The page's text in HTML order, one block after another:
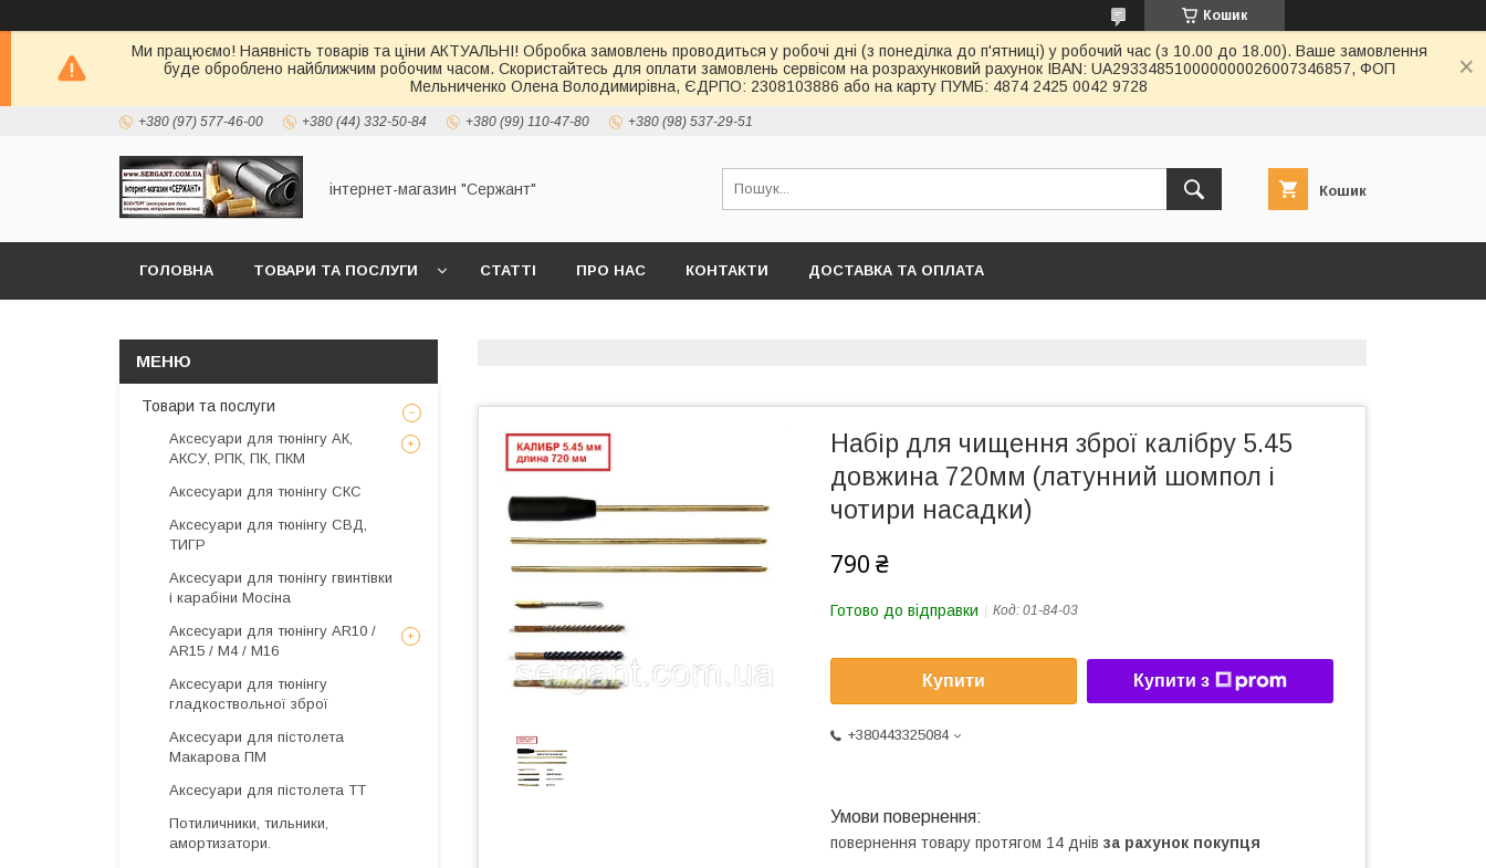
Кошик
Ми працюємо! Наявність товарів та ціни АКТУАЛЬНІ! Обробка замовлень проводиться у робочі дні (з понеділка до п'ятниці) у робочий час (з 10.00 до 18.00). Ваше замовлення
буде оброблено найближчим робочим часом. Скористайтесь для оплати замовлень сервісом на розрахунковий рахунок IBAN: UA293348510000000026007346857, ФОП
Мельниченко Олена Володимирівна, ЄДРПО: 2308103886 або на карту ПУМБ: 4874 2425 0042 9728
+380 (97) 577-46-00 +380 (44) 332-50-84 +380 (99) 110-47-80 +380 (98) 537-29-51
інтернет-магазин "Сержант" Кошик
ГОЛОВНА ТОВАРИ ТА ПОСЛУГИ СТАТТІ ПРО НАС КОНТАКТИ ДОСТАВКА ТА ОПЛАТА
Набір для чищення зброї калібру 5.45
довжина 720мм (латунний шомпол і
чотири насадки)
790 ₴
Готово до відправки Код: 01-84-03
Купити Купити з
+380443325084
повернення товару протягом 14 днів за рахунок покупця
Товари та послуги
Аксесуари для тюнінгу АК,
АКСУ, РПК, ПК, ПКМ
Аксесуари для тюнінгу СКС
Аксесуари для тюнінгу СВД,
ТИГР
Аксесуари для тюнінгу гвинтівки
і карабіни Мосіна
Аксесуари для тюнінгу AR10 /
AR15 / М4 / М16
Аксесуари для тюнінгу
гладкоствольної зброї
Аксесуари для пістолета
Макарова ПМ
Аксесуари для пістолета ТТ
Потиличники, тильники,
амортизатори.